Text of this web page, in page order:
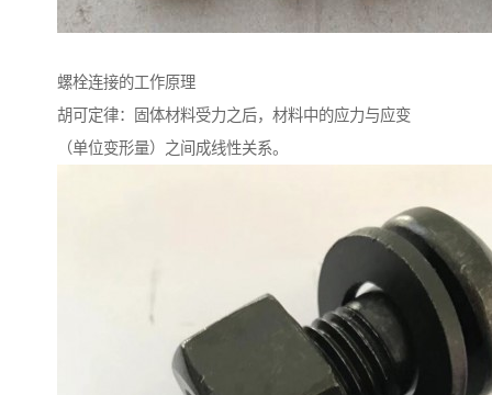
螺栓连接的工作原理
胡可定律：固体材料受力之后，材料中的应力与应变
（单位变形量）之间成线性关系。